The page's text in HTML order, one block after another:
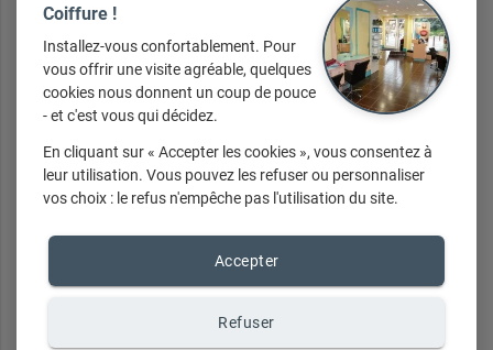
Nosservices
Sans Rendez-vous
Coiffure !
Installez-vous confortablement. Pour
vous offrir une visite agréable, quelques
cookies nous donnent un coup de pouce
- et c'est vous qui décidez.
En cliquant sur « Accepter les cookies », vous consentez à
leur utilisation. Vous pouvez les refuser ou personnaliser
vos choix : le refus n'empêche pas l'utilisation du site.
Accepter
Refuser